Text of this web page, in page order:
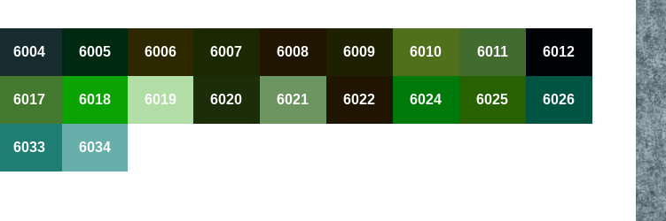
6004 6005 6006 6007 6008 6009 6010 6011 6012
6017 6018 6019 6020 6021 6022 6024 6025 6026
6033 6034